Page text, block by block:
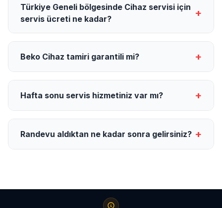
Türkiye Geneli bölgesinde Cihaz servisi için
servis ücreti ne kadar?
+
Beko Cihaz tamiri garantili mi? +
Hafta sonu servis hizmetiniz var mı? +
Randevu aldıktan ne kadar sonra gelirsiniz? +